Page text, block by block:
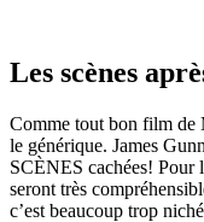
Les scènes
Comme tout bon film de
le générique. James
SCÈNES cachées! Pour
seront très
c’est beaucoup trop